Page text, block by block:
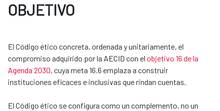
OBJETIVO
El Código ético concreta, ordenada y unitariamente, el
compromiso adquirido por la AECID con el objetivo 16 de la
Agenda 2030, cuya meta 16.6 emplaza a construir
instituciones eficaces e inclusivas que rindan cuentas.
El Código ético se configura como un complemento, no un